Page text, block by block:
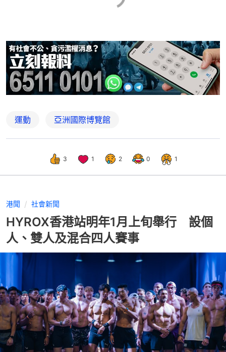
運動 亞洲國際博覽館
3 1 2 0 1
港聞 社會新聞
HYROX香港站明年1月上旬舉行 設個
人、雙人及混合四人賽事